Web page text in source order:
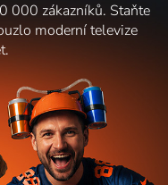
000 zákazníků. Staňte
moderní televize